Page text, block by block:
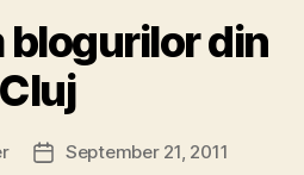
din
Cluj
PostSeptember 21, 2011